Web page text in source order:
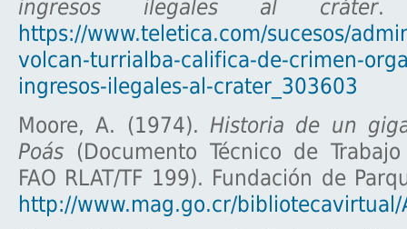
ingresos ilegales al cráter.
https://www.teletica.com/sucesos/
volcan-turrialba-califica-de-crimen-
ingresos-ilegales-al-crater_303603
Moore, A. (1974).Historia de un
Poás (Documento Técnico de
FAO RLAT/TF 199). Fundación de
http://www.mag.go.cr/bibliotecavirtual/